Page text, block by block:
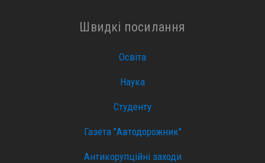
Швидкі посилання
Освіта
Наука
Студенту
Газета "Автодорожник"
Антикорупційні заходи